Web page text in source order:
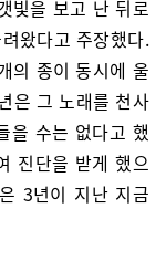
빛을 보고 난 뒤로
왔다고 주장했다.
의 종이 동시에 울
은 그 노래를 천사
을 수는 없다고 했
진단을 받게 했으
3년이 지난 지금